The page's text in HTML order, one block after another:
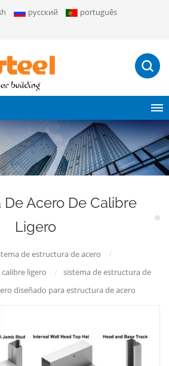
русский
português
Acero De Calibre
Ligero
de estructura de acero
/
ligero
/
sistema de estructura de
diseñado para estructura de acero